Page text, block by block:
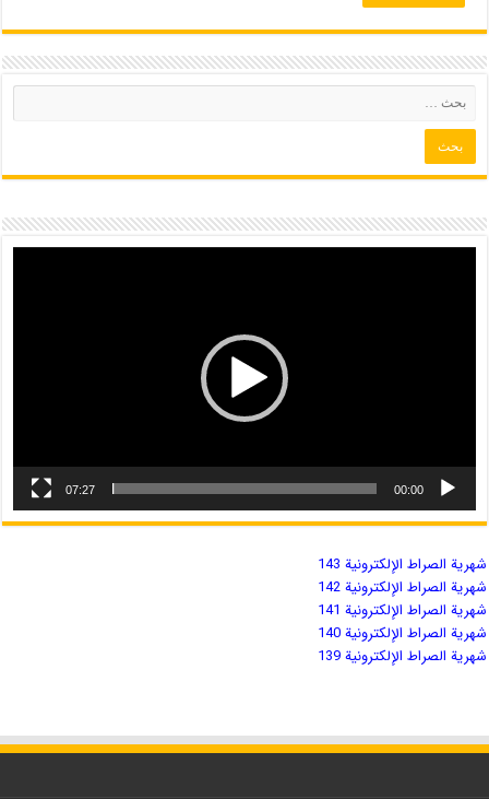
00:00
07:27
شهریة الصراط الإلكترونية 143
شهریة الصراط الإلكترونية 142
شهریة الصراط الإلكترونية 141
شهریة الصراط الإلكترونية 140
شهریة الصراط الإلكترونية 139